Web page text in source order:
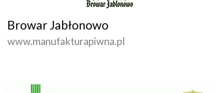
Browar Jabłonowo
www.manufakturapiwna.pl